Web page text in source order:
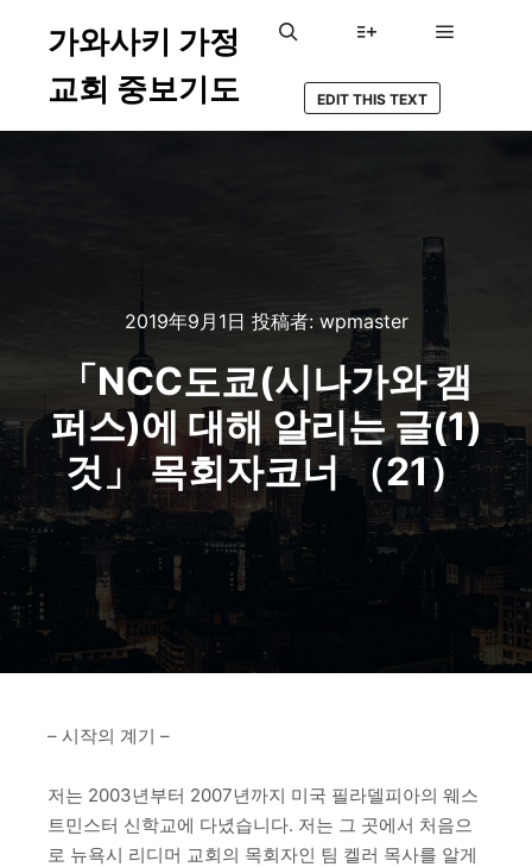
가와사키 가정
교회 중보기도
EDIT THIS TEXT
2019年9月1日 投稿者: wpmaster
「NCC도쿄(시나가와 캠
퍼스)에 대해 알리는 글(1)
것」 목회자코너 （21）
– 시작의 계기 –
저는 2003년부터 2007년까지 미국 필라델피아의 웨스
트민스터 신학교에 다녔습니다. 저는 그 곳에서 처음으
로 뉴욕시 리디머 교회의 목회자인 팀 켈러 목사를 알게